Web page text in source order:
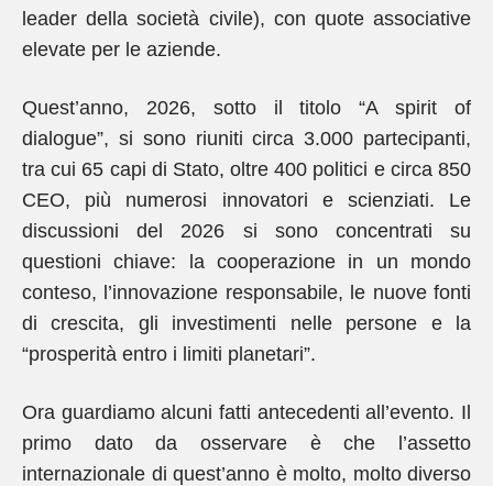
leader della società civile), con quote associative
elevate per le aziende.
Quest’anno, 2026, sotto il titolo “A spirit of
dialogue”, si sono riuniti circa 3.000 partecipanti,
tra cui 65 capi di Stato, oltre 400 politici e circa 850
CEO, più numerosi innovatori e scienziati. Le
discussioni del 2026 si sono concentrati su
questioni chiave: la cooperazione in un mondo
conteso, l’innovazione responsabile, le nuove fonti
di crescita, gli investimenti nelle persone e la
“prosperità entro i limiti planetari”.
Ora guardiamo alcuni fatti antecedenti all’evento. Il
primo dato da osservare è che l’assetto
internazionale di quest’anno è molto, molto diverso